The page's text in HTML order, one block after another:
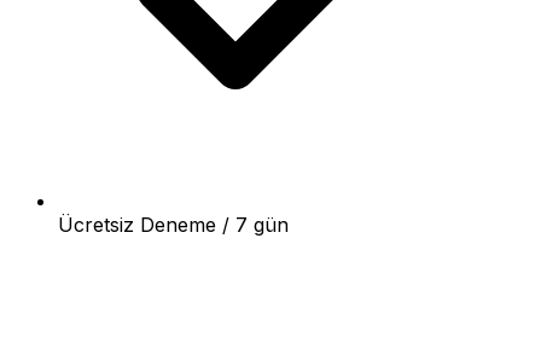
Ücretsiz Deneme / 7 gün